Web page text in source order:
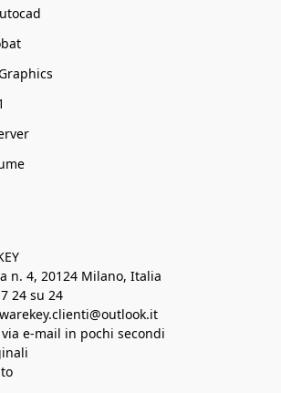
n. 4, 20124 Milano, Italia
24 su 24
e-mail in pochi secondi